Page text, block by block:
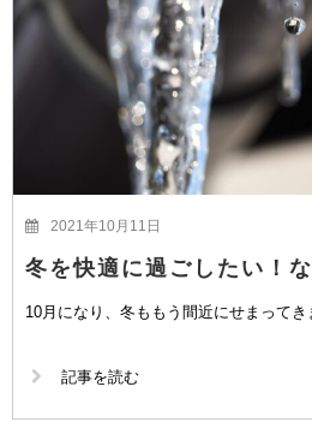
2021年10月11日
冬を快適に過ごしたい！
10月になり、冬ももう間近にせまって
記事を読む